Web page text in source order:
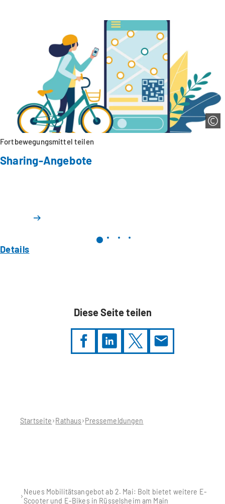
Fortbewegungsmittel teilen
Sharing-Angebote
Details
Diese Seite teilen
hier:Startseite Rathaus Pressemeldungen
Neues Mobilitätsangebot ab 2. Mai: Bolt bietet weitere E-
Scooter und E-Bikes in Rüsselsheim am Main